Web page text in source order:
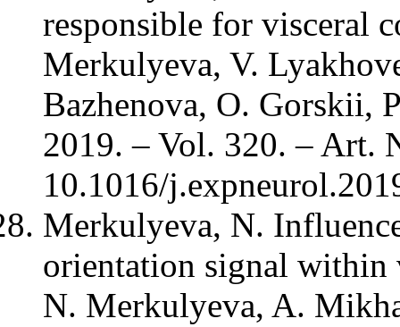
responsible for visceral
Merkulyeva, V.
Bazhenova, O. Gorskii,
2019. – Vol. 320. – Art.
10.1016/
Merkulyeva, N.
orientation signal within
N. Merkulyeva, A.